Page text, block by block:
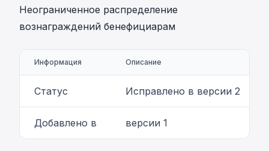
Неограниченное распределение
вознаграждений бенефициарам
Информация Описание
Статус Исправлено в версии 2
Добавлено в версии 1